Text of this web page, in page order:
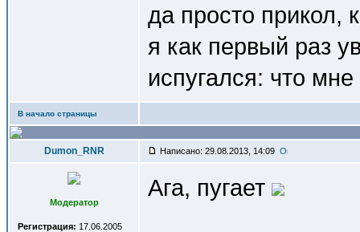
да просто прикол,
я как первый раз
испугался: что
В начало страницы
Dumon_RNR Написано: 29.08.2013, 14:09
Модератор
Регистрация: 17.06.2005
Ага, пугает